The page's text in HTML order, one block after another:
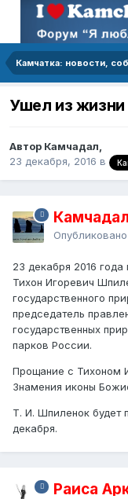
Камчатка: новости,
Ушел из
Автор Камчадал,
23 декабря, 2016 в
Камчадал
Опубликовано
23 декабря 2016
Тихон Игоревич
государственного
председатель
государственных
парков России.
Прощание с Тихоном
Знамения иконы
Т. И. Шпиленок будет
декабря.
Раиса